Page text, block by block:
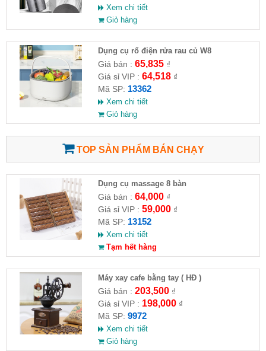
Xem chi tiết
Giỏ hàng
Dụng cụ rổ điện rửa rau củ W8
Giá bán : 65,835₫
Giá sỉ VIP : 64,518₫
Mã SP: 13362
Xem chi tiết
Giỏ hàng
TOP SẢN PHẨM BÁN CHẠY
Dụng cụ massage 8 bàn
Giá bán : 64,000₫
Giá sỉ VIP : 59,000₫
Mã SP: 13152
Xem chi tiết
Tạm hết hàng
Máy xay cafe bằng tay ( HĐ )
Giá bán : 203,500₫
Giá sỉ VIP : 198,000₫
Mã SP: 9972
Xem chi tiết
Giỏ hàng